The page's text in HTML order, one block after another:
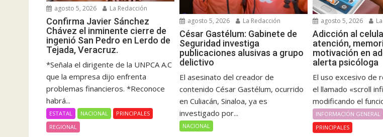
agosto 5, 2026 La Redacción
Confirma Javier Sánchez
Chávez el inminente cierre de
ingenió San Pedro en Lerdo de
Tejada, Veracruz.
*Señala el dirigente de la UNPCA A.C
que la empresa dijo enfrenta
problemas financieros. *Reconoce
habrá...
ESTATAL NACIONAL
PRINCIPALES
REGIONAL
agosto 5, 2026 La Redacción
César Gastélum: Gabinete de
Seguridad investiga
publicaciones alusivas a grupo
delictivo
El asesinato del creador de
contenido César Gastélum, ocurrido
en Culiacán, Sinaloa, ya es
investigado por...
NACIONAL
agosto 5, 2026
Adicción al
atención,
motivación en
alerta psicóloga
El uso excesivo de
el llamado «scroll
modificando el
INFORMACIÓN GENERAL
PRINCIPALES